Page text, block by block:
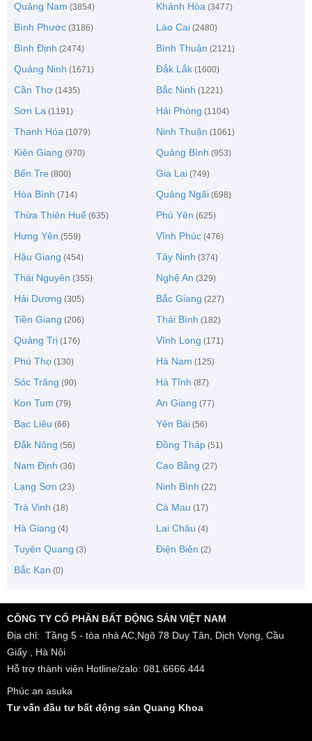
Quảng Nam (3854) Khánh Hòa (3477)
Bình Phước (3186) Lào Cai (2480)
Bình Định (2474) Bình Thuận (2121)
Quảng Ninh (1671) Đắk Lắk (1600)
Cần Thơ (1435) Bắc Ninh (1221)
Sơn La (1191) Hải Phòng (1104)
Thanh Hóa (1079) Ninh Thuận (1061)
Kiên Giang (970) Quảng Bình (953)
Bến Tre (800) Gia Lai (749)
Hòa Bình (714) Quảng Ngãi (698)
Thừa Thiên Huế (635) Phú Yên (625)
Hưng Yên (559) Vĩnh Phúc (476)
Hậu Giang (454) Tây Ninh (374)
Thái Nguyên (355) Nghệ An (329)
Hải Dương (305) Bắc Giang (227)
Tiền Giang (206) Thái Bình (182)
Quảng Trị (176) Vĩnh Long (171)
Phú Thọ (130) Hà Nam (125)
Sóc Trăng (90) Hà Tĩnh (87)
Kon Tum (79) An Giang (77)
Bạc Liêu (66) Yên Bái (56)
Đắk Nông (56) Đồng Tháp (51)
Nam Định (36) Cao Bằng (27)
Lạng Sơn (23) Ninh Bình (22)
Trà Vinh (18) Cà Mau (17)
Hà Giang (4) Lai Châu (4)
Tuyên Quang (3) Điện Biên (2)
Bắc Kạn (0)
CÔNG TY CỔ PHẦN BẤT ĐỘNG SẢN VIỆT NAM
Địa chỉ: Tầng 5 - tòa nhà AC,Ngõ 78 Duy Tân, Dịch Vọng, Cầu
Giấy , Hà Nội
Hỗ trợ thành viên Hotline/zalo: 081.6666.444
Phúc an asuka
Tư vấn đầu tư bất động sản Quang Khoa